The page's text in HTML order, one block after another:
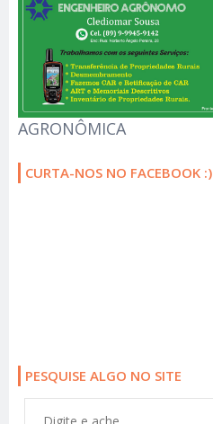
AGRONÔMICA
CURTA-NOS NO FACEBOOK :)
PESQUISE ALGO NO SITE